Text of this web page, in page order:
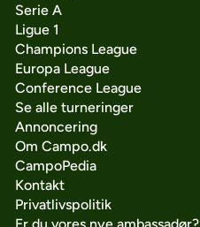
Serie A
Ligue 1
Champions League
Europa League
Conference League
Se alle turneringer
Annoncering
Om Campo.dk
CampoPedia
Kontakt
Privatlivspolitik